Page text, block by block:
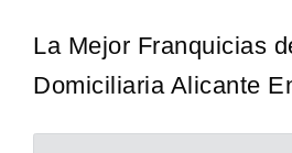
La Mejor Franquicias
Domiciliaria Alicante